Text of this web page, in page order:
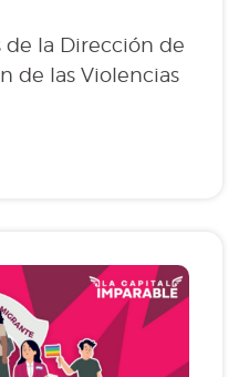
de la Dirección de
de las Violencias